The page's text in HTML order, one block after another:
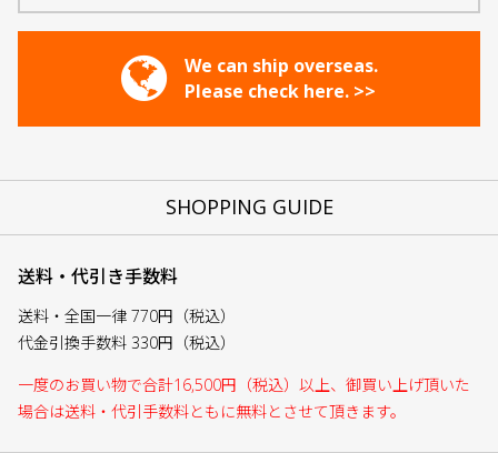
We can ship overseas.
Please check here. >>
SHOPPING GUIDE
送料・代引き手数料
送料・全国一律 770円（税込）
代金引換手数料 330円（税込）
一度のお買い物で合計16,500円（税込）以上、御買い上げ頂いた
場合は送料・代引手数料ともに無料とさせて頂きます。